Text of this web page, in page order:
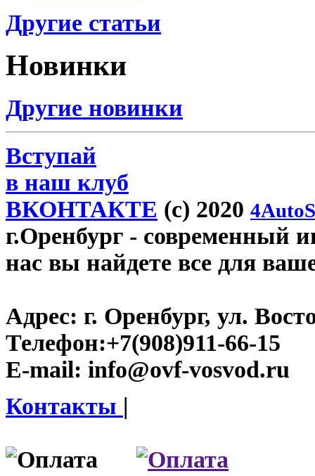
Другие статьи
Новинки
Другие новинки
Вступай
в наш клуб
ВКОНТАКТЕ (c) 2020
г.Оренбург - современный
нас вы найдете все для
Адрес: г. Оренбург, ул.
Телефон:+7(908)911-66-15
E-mail: info@ovf-vosvod.ru
Контакты |